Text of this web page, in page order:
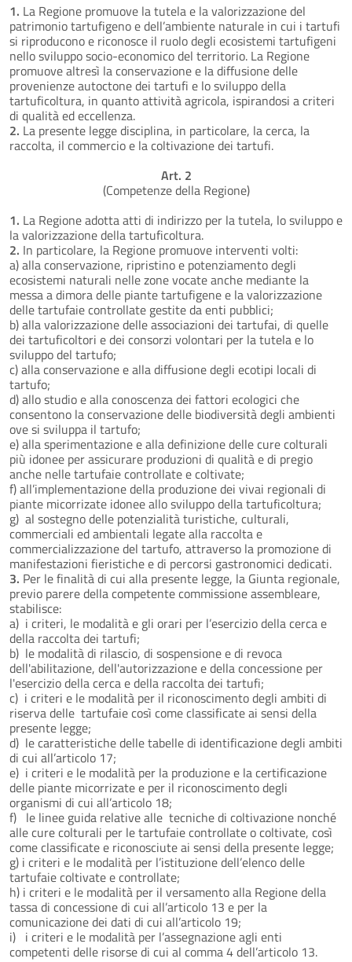
1. La Regione promuove la tutela e la valorizzazione del
patrimonio tartufigeno e dell’ambiente naturale in cui i tartufi
si riproducono e riconosce il ruolo degli ecosistemi tartufigeni
nello sviluppo socio-economico del territorio. La Regione
promuove altresì la conservazione e la diffusione delle
provenienze autoctone dei tartufi e lo sviluppo della
tartuficoltura, in quanto attività agricola, ispirandosi a criteri
di qualità ed eccellenza.
2. La presente legge disciplina, in particolare, la cerca, la
raccolta, il commercio e la coltivazione dei tartufi.
Art. 2
(Competenze della Regione)
1. La Regione adotta atti di indirizzo per la tutela, lo sviluppo e
la valorizzazione della tartuficoltura.
2. In particolare, la Regione promuove interventi volti:
a) alla conservazione, ripristino e potenziamento degli
ecosistemi naturali nelle zone vocate anche mediante la
messa a dimora delle piante tartufigene e la valorizzazione
delle tartufaie controllate gestite da enti pubblici;
b) alla valorizzazione delle associazioni dei tartufai, di quelle
dei tartuficoltori e dei consorzi volontari per la tutela e lo
sviluppo del tartufo;
c) alla conservazione e alla diffusione degli ecotipi locali di
tartufo;
d) allo studio e alla conoscenza dei fattori ecologici che
consentono la conservazione delle biodiversità degli ambienti
ove si sviluppa il tartufo;
e) alla sperimentazione e alla definizione delle cure colturali
più idonee per assicurare produzioni di qualità e di pregio
anche nelle tartufaie controllate e coltivate;
f) all’implementazione della produzione dei vivai regionali di
piante micorrizate idonee allo sviluppo della tartuficoltura;
g) al sostegno delle potenzialità turistiche, culturali,
commerciali ed ambientali legate alla raccolta e
commercializzazione del tartufo, attraverso la promozione di
manifestazioni fieristiche e di percorsi gastronomici dedicati.
3. Per le finalità di cui alla presente legge, la Giunta regionale,
previo parere della competente commissione assembleare,
stabilisce:
a) i criteri, le modalità e gli orari per l’esercizio della cerca e
della raccolta dei tartufi;
b) le modalità di rilascio, di sospensione e di revoca
dell'abilitazione, dell'autorizzazione e della concessione per
l'esercizio della cerca e della raccolta dei tartufi;
c) i criteri e le modalità per il riconoscimento degli ambiti di
riserva delle tartufaie così come classificate ai sensi della
presente legge;
d) le caratteristiche delle tabelle di identificazione degli ambiti
di cui all’articolo 17;
e) i criteri e le modalità per la produzione e la certificazione
delle piante micorrizate e per il riconoscimento degli
organismi di cui all’articolo 18;
f) le linee guida relative alle tecniche di coltivazione nonché
alle cure colturali per le tartufaie controllate o coltivate, così
come classificate e riconosciute ai sensi della presente legge;
g) i criteri e le modalità per l’istituzione dell’elenco delle
tartufaie coltivate e controllate;
h) i criteri e le modalità per il versamento alla Regione della
tassa di concessione di cui all’articolo 13 e per la
comunicazione dei dati di cui all’articolo 19;
i) i criteri e le modalità per l’assegnazione agli enti
competenti delle risorse di cui al comma 4 dell’articolo 13.